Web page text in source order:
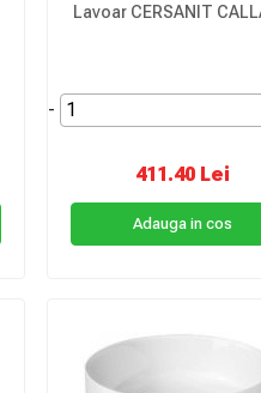
Lavoar CERSANIT
-
411.40 Lei
Adauga in cos